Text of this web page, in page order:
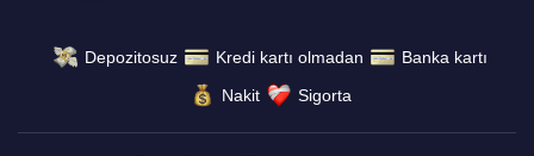
Depozitosuz Kredi kartı olmadan
Banka kartı
Nakit
Sigorta